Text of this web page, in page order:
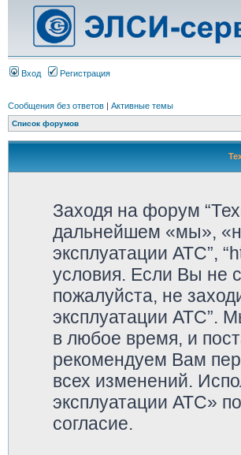
Вход Регистрация
Сообщения без ответов | Активные темы
Список форумов
Заходя на форум
дальнейшем «мы»,
эксплуатации АТС”,
условия. Если Вы не
пожалуйста, не
эксплуатации АТС”.
в любое время, и
рекомендуем Вам
всех изменений.
эксплуатации АТС»
согласие.